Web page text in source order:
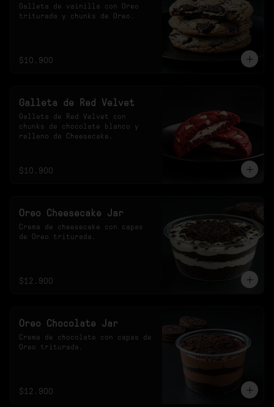
Galleta de vainilla con Oreo
triturada y chunks de Oreo.
$10.900
Galleta de Red Velvet
Galleta de Red Velvet con
chunks de chocolate blanco y
relleno de Cheesecake.
$10.900
Oreo Cheesecake Jar
Crema de cheesecake con capas
de Oreo triturada.
$12.900
Oreo Chocolate Jar
Crema de chocolate con capas de
Oreo triturada.
$12.900